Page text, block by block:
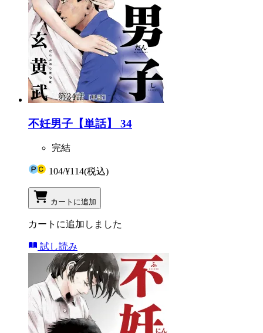
不妊男子【単話】 34
完結
104/¥114(税込)
カートに追加
カートに追加しました
試し読み